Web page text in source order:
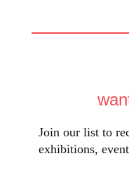
Join our list to
exhibitions,